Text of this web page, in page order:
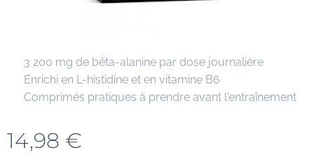
✔ 3 200 mg de bêta-alanine par dose journalière
✔ Enrichi en L-histidine et en vitamine B6
✔ Comprimés pratiques à prendre avant l'entraînement
14,98 €